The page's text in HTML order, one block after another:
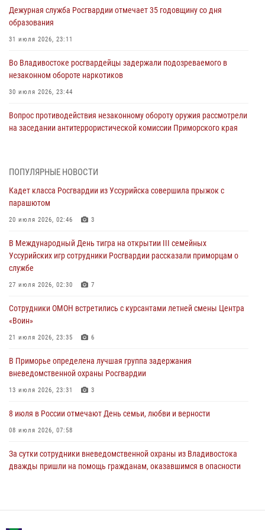
Дежурная служба Росгвардии отмечает 35 годовщину со дня
образования
31 июля 2026, 23:11
Во Владивостоке росгвардейцы задержали подозреваемого в
незаконном обороте наркотиков
30 июля 2026, 23:44
Вопрос противодействия незаконному обороту оружия рассмотрели
на заседании антитеррористической комиссии Приморского края
Во Владивостоке во дворе жилого дома сотрудники
29 июля 2026, 01:17
В День Крещения Руси в Князь-Владимирском храме – Главном
ходом
28 июля 2026, 10:29 3
Росгвардейцы в Приморье приняли участие в молебне,
28 июля 2026, 05:39
В Международный День тигра на открытии III семейных
службе
27 июля 2026, 02:30
ПОПУЛЯРНЫЕ НОВОСТИ
Кадет класса Росгвардии из Уссурийска совершила прыжок с
парашютом
20 июля 2026, 02:46 3
В Международный День тигра на открытии III семейных
Уссурийских игр сотрудники Росгвардии рассказали приморцам о
службе
27 июля 2026, 02:30 7
Сотрудники ОМОН встретились с курсантами летней смены Центра
«Воин»
21 июля 2026, 23:35 6
В Приморье определена лучшая группа задержания
вневедомственной охраны Росгвардии
13 июля 2026, 23:31 3
8 июля в России отмечают День семьи, любви и верности
08 июля 2026, 07:58
За сутки сотрудники вневедомственной охраны из Владивостока
дважды пришли на помощь гражданам, оказавшимся в опасности